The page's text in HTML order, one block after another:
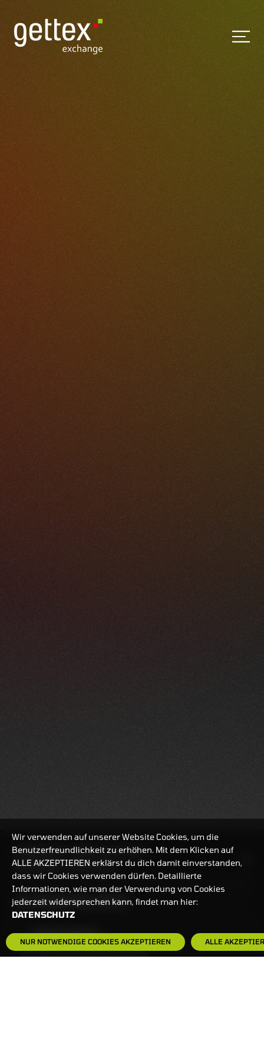
BANKEINSTELLUNGEN
HÄUFIG GESUCHT:
HANDELSZEIT
MO-FR: 7:30-23 UHR
ZERTIFIKATE
8:00-22 UHR
Wir verwenden auf unserer Website Cookies, um die
Benutzerfreundlichkeit zu erhöhen. Mit dem Klicken auf
ALLE AKZEPTIEREN erklärst du dich damit einverstanden,
dass wir Cookies verwenden dürfen. Detaillierte
Informationen, wie man der Verwendung von Cookies
jederzeit widersprechen kann, findet man hier:
DATENSCHUTZ
NUR NOTWENDIGE COOKIES AKZEPTIEREN ALLE